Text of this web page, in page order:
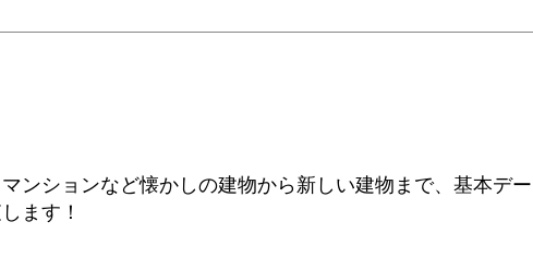
ンションなど懐かしの建物から新しい建物まで、基本デー
ます！